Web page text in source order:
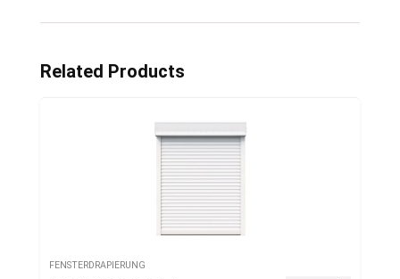
Related Products
FENSTERDRAPIERUNG